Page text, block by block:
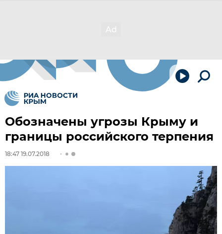
Обозначены угрозы Крыму и
границы российского терпения
18:47 19.07.2018